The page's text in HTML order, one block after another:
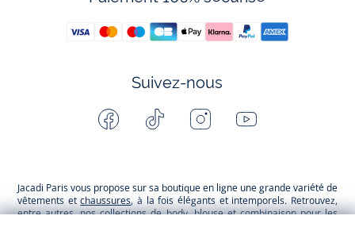
Suivez-nous
Facebook Tiktok InstagramYoutube
Jacadi Paris vous propose sur sa boutique en ligne une grande variété de
vêtements etchaussures, à la fois élégants et intemporels. Retrouvez,
entre autres, nos collections de body, blouse et combinaison pour les